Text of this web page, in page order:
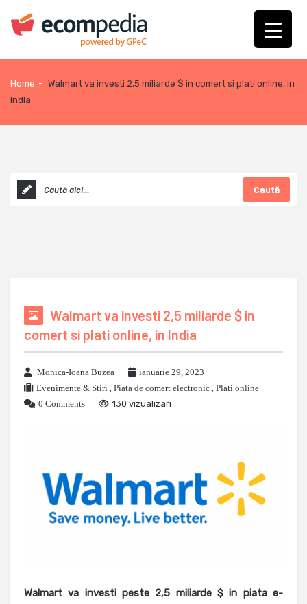
Home - Walmart va investi 2,5 miliarde $ in comert si plati online, in
India
Caută
Walmart va investi 2,5 miliarde $ in
comert si plati online, in India
Monica-Ioana Buzea
ianuarie 29, 2023
Evenimente & Stiri , Piata de comert electronic , Plati online
0 Comments
130 vizualizari
Walmart va investi peste 2,5 miliarde $ in piata e-